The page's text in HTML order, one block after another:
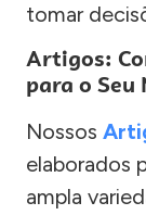
tomar
Artigos:
para o Seu
Nossos
elaborados
ampla